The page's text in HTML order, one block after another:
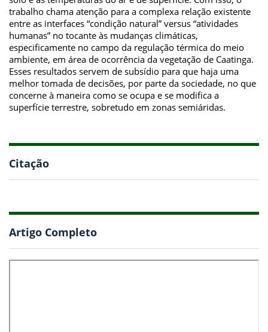
trabalho chama atenção para a complexa relação existente
entre as interfaces “condição natural” versus “atividades
humanas” no tocante às mudanças climáticas,
especificamente no campo da regulação térmica do meio
ambiente, em área de ocorrência da vegetação de Caatinga.
Esses resultados servem de subsídio para que haja uma
melhor tomada de decisões, por parte da sociedade, no que
concerne à maneira como se ocupa e se modifica a
superfície terrestre, sobretudo em zonas semiáridas.
Citação
Artigo Completo